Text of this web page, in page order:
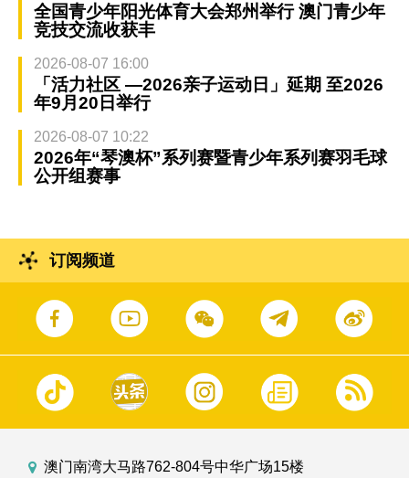
全国青少年阳光体育大会郑州举行 澳门青少年
竞技交流收获丰
2026-08-07 16:00
「活力社区 —2026亲子运动日」延期 至2026
年9月20日举行
2026-08-07 10:22
2026年“琴澳杯”系列赛暨青少年系列赛羽毛球
公开组赛事
订阅频道
澳门南湾大马路762-804号中华广场15楼